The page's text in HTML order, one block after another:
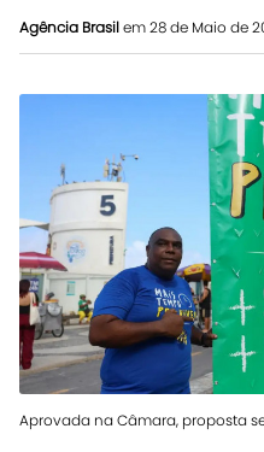
Agência Brasilem 28 de Maio de
Aprovada na Câmara, proposta